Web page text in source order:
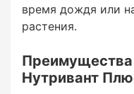
Условия
время дождя или
растения.
Преимущества
Нутривант